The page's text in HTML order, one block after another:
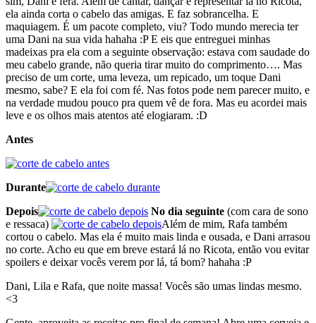
ela ainda corta o cabelo das amigas. E faz sobrancelha. E
maquiagem. É um pacote completo, viu? Todo mundo merecia ter
uma Dani na sua vida hahaha :P E eis que entreguei minhas
madeixas pra ela com a seguinte observação: estava com saudade do
meu cabelo grande, não queria tirar muito do comprimento…. Mas
preciso de um corte, uma leveza, um repicado, um toque Dani
mesmo, sabe? E ela foi com fé. Nas fotos pode nem parecer muito, e
na verdade mudou pouco pra quem vê de fora. Mas eu acordei mais
leve e os olhos mais atentos até elogiaram. :D
Antes
Durante
Depois
No dia seguinte (com cara de sono
e ressaca)
Além de mim, Rafa também
cortou o cabelo. Mas ela é muito mais linda e ousada, e Dani arrasou
no corte. Acho eu que em breve estará lá no Ricota, então vou evitar
spoilers e deixar vocês verem por lá, tá bom? hahaha :P
Dani, Lila e Rafa, que noite massa! Vocês são umas lindas mesmo.
<3